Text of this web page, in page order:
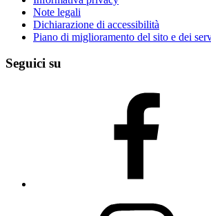
Note legali
Dichiarazione di accessibilità
Piano di miglioramento del sito e dei
Seguici su